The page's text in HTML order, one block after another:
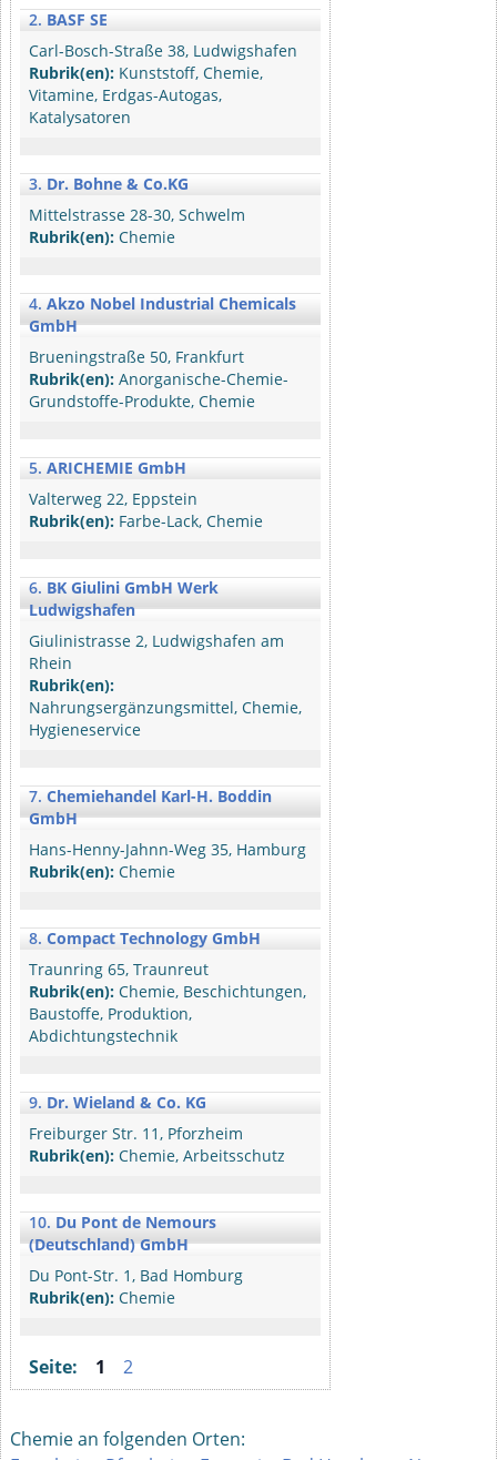
2. BASF SE
Carl-Bosch-Straße 38, Ludwigshafen
Rubrik(en): Kunststoff, Chemie,
Vitamine, Erdgas-Autogas,
Katalysatoren
3. Dr. Bohne & Co.KG
Mittelstrasse 28-30, Schwelm
Rubrik(en): Chemie
4. Akzo Nobel Industrial Chemicals
GmbH
Brueningstraße 50, Frankfurt
Rubrik(en): Anorganische-Chemie-
Grundstoffe-Produkte, Chemie
5. ARICHEMIE GmbH
Valterweg 22, Eppstein
Rubrik(en): Farbe-Lack, Chemie
6. BK Giulini GmbH Werk
Ludwigshafen
Giulinistrasse 2, Ludwigshafen am
Rhein
Rubrik(en):
Nahrungsergänzungsmittel, Chemie,
Hygieneservice
7. Chemiehandel Karl-H. Boddin
GmbH
Hans-Henny-Jahnn-Weg 35, Hamburg
Rubrik(en): Chemie
8. Compact Technology GmbH
Traunring 65, Traunreut
Rubrik(en): Chemie, Beschichtungen,
Baustoffe, Produktion,
Abdichtungstechnik
9. Dr. Wieland & Co. KG
Freiburger Str. 11, Pforzheim
Rubrik(en): Chemie, Arbeitsschutz
10. Du Pont de Nemours
(Deutschland) GmbH
Du Pont-Str. 1, Bad Homburg
Rubrik(en): Chemie
Seite: 1 2
Chemie an folgenden Orten: